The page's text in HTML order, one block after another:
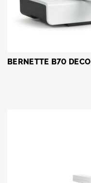
BERNETTE B70 DECO